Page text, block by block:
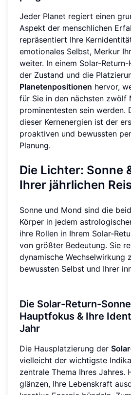
Jeder Planet regiert einen
Aspekt der menschlichen
repräsentiert Ihre
emotionales Selbst, Merkur
weiter. In einem Solar-
der Zustand und die
Planetenpositionen hervor,
für Sie in den nächsten zwölf
prominentesten sein werden.
dieser Kernenergien ist der
proaktiven und bewussten
Planung.
Die Lichter: Sonne
Ihrer jährlichen
Sonne und Mond sind die
Körper in jedem
ihre Rollen in Ihrem Solar-
von größter Bedeutung. Sie
dynamische Wechselwirkung
bewussten Selbst und Ihrer
Die Solar-Return-
Hauptfokus & Ihre
Jahr
Die Hausplatzierung der
vielleicht der wichtigste
zentrale Thema Ihres Jahres.
glänzen, Ihre Lebenskraft